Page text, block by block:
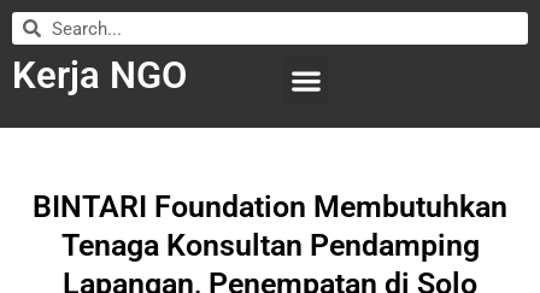
Kerja NGO
BINTARI Foundation Membutuhkan
Tenaga Konsultan Pendamping
Lapangan, Penempatan di Solo